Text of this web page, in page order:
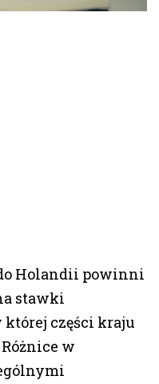
Holandii powinni
stawki
której części kraju
w